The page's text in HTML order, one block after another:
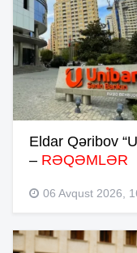
Eldar Qəribov
– RƏQƏMLƏR
06 Avqust 2026,